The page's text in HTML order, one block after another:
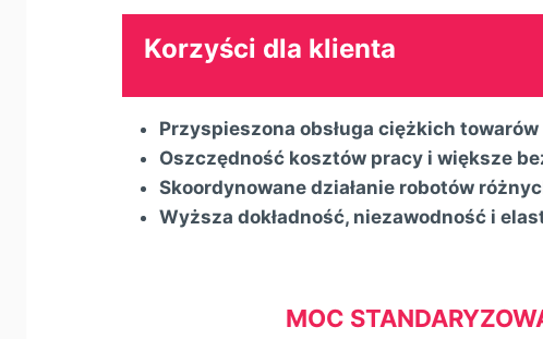
Korzyści dla klienta
Przyspieszona obsługa ciężkich
Oszczędność kosztów pracy i większe
Skoordynowane działanie robotów
Wyższa dokładność, niezawodność i
MOC